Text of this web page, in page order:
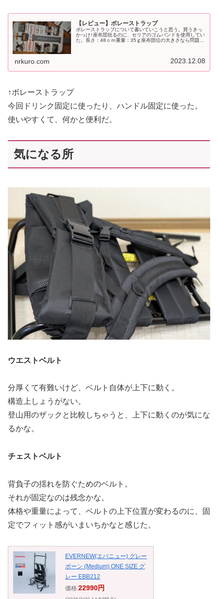
【レビュー】ボレーストラップ
ボレーストラップについて書いていこうと思う。買うきっ
かっけ↑座布団括るのに、セリアのゴムバンドを使用してい
た。長さ：48ｃｍ重量：35ｇ座布団位の大きさなら問題無
nrkuro.com 2023.12.08
↑ボレーストラップ
今回ドリンク固定に使ったり、ハンドル固定に使った。
使いやすくて、何かと便利だ。
気になる所
ウエストベルト
分厚くて有難いけど、ベルト自体が上下に動く。
構造上しょうがない。
登山用のザックと比較しちゃうと、上下に動くのが気にな
るかな。
チェストベルト
背負子の揺れを防ぐためのベルト。
それが固定なのは残念かな。
体格や重量によって、ベルトの上下位置が変わるのに、固
定でフィット感がいまいちかなと感じた。
EVERNEW(エバニュー) グレー
ボーン (Medium) ONE SIZE グ
レー EBB212
価格:22990円